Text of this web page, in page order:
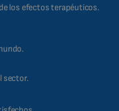
los efectos terapéuticos.
sector.